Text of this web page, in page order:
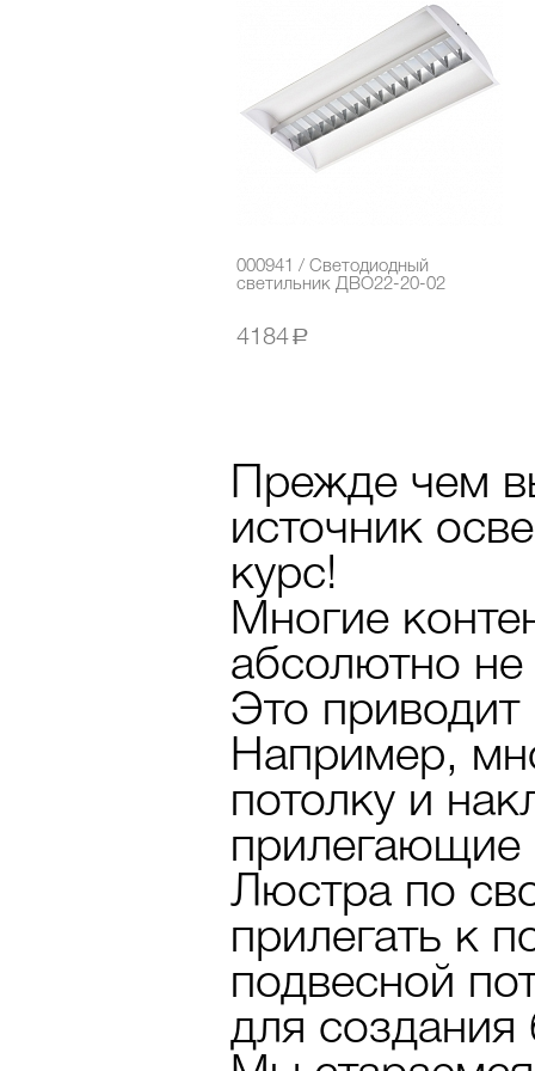
000941 / Светодиодный
светильник ДВО22-20-02
4184 a
Прежде чем
источник
курс!
Многие
абсолютно
Это приводит
Например,
потолку и
прилегающие
Люстра по
прилегать к
подвесной
для создания